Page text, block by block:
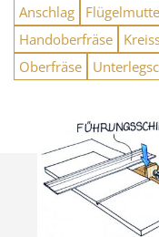
Anschlag
Handoberfräse
Oberfräse